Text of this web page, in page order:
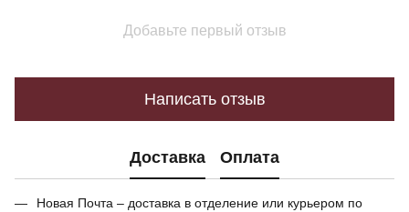
Добавьте первый отзыв
Написать отзыв
Доставка Оплата
Новая Почта – доставка в отделение или курьером по